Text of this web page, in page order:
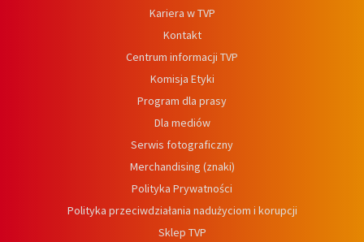
Kariera w TVP
Kontakt
Centrum informacji TVP
Komisja Etyki
Program dla prasy
Dla mediów
Serwis fotograficzny
Merchandising (znaki)
Polityka Prywatności
Polityka przeciwdziałania nadużyciom i korupcji
Sklep TVP